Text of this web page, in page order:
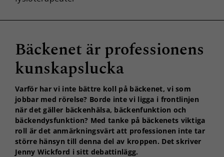
Bäckenet är professionens
kunskapslucka
Varför har vi inte bättre koll på bäckenet, vi som
jobbar med rörelse? Borde inte vi ligga i frontlinjen
när det gäller bäckenhälsa, bäckenfunktion och
bäckendysfunktion? Med tanke på bäckenets viktiga
roll är det anmärkningsvärt att professionen inte tar
större hänsyn till denna del av kroppen. Det skriver
Jenny Wickford i sitt debattinlägg.